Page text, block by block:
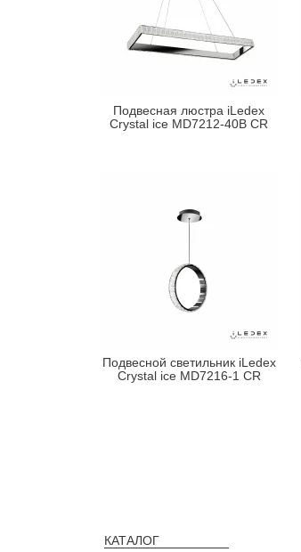
Подвесная люстра iLedex
Crystal ice MD7212-40B CR
Подвесной светильник iLedex
Crystal ice MD7216-1 CR
КАТАЛОГ